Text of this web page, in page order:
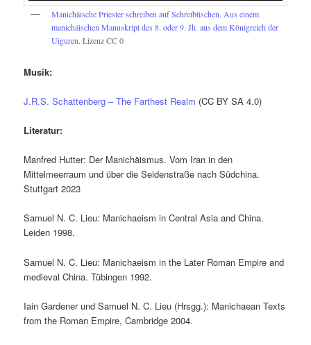
Manichäische Priester schreiben auf Schreibtischen. Aus einem
manichäischen Manuskript des 8. oder 9. Jh. aus dem Königreich der
Uiguren. Lizenz CC 0
Musik:
J.R.S. Schattenberg – The Farthest Realm (CC BY SA 4.0)
Literatur:
Manfred Hutter: Der Manichäismus. Vom Iran in den
Mittelmeerraum und über die Seidenstraße nach Südchina.
Stuttgart 2023
Samuel N. C. Lieu: Manichaeism in Central Asia and China.
Leiden 1998.
Samuel N. C. Lieu: Manichaeism in the Later Roman Empire and
medieval China. Tübingen 1992.
Iain Gardener und Samuel N. C. Lieu (Hrsgg.): Manichaean Texts
from the Roman Empire, Cambridge 2004.